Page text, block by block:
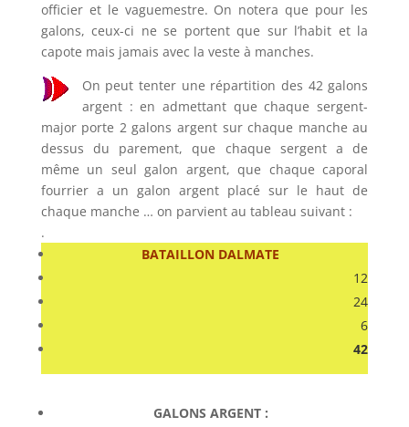
officier et le vaguemestre. On notera que pour les
galons, ceux-ci ne se portent que sur l’habit et la
capote mais jamais avec la veste à manches.
On peut tenter une répartition des 42 galons
argent : en admettant que chaque sergent-
major porte 2 galons argent sur chaque manche au
dessus du parement, que chaque sergent a de
même un seul galon argent, que chaque caporal
fourrier a un galon argent placé sur le haut de
chaque manche … on parvient au tableau suivant :
.
BATAILLON DALMATE
12
24
6
42
GALONS ARGENT :